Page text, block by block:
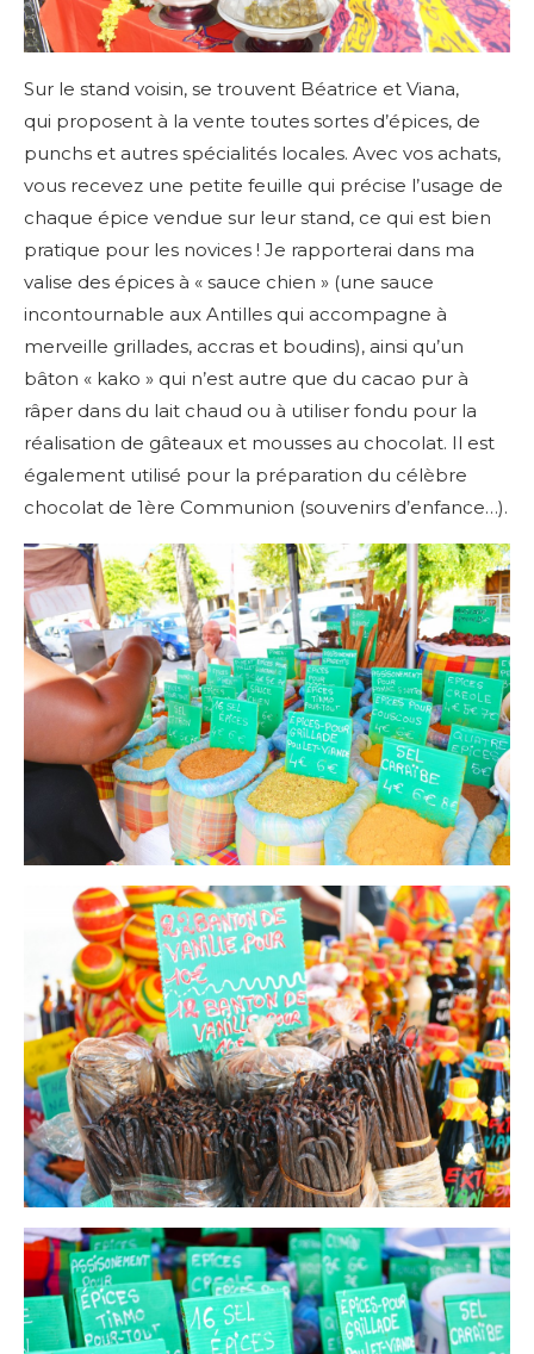
Sur le stand voisin, se trouvent Béatrice et Viana,
qui proposent à la vente toutes sortes d’épices, de
punchs et autres spécialités locales. Avec vos achats,
vous recevez une petite feuille qui précise l’usage de
chaque épice vendue sur leur stand, ce qui est bien
pratique pour les novices ! Je rapporterai dans ma
valise des épices à « sauce chien » (une sauce
incontournable aux Antilles qui accompagne à
merveille grillades, accras et boudins), ainsi qu’un
bâton « kako » qui n’est autre que du cacao pur à
râper dans du lait chaud ou à utiliser fondu pour la
réalisation de gâteaux et mousses au chocolat. Il est
également utilisé pour la préparation du célèbre
chocolat de 1ère Communion (souvenirs d’enfance…).